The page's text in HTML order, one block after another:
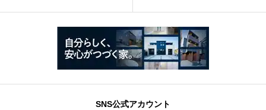
SNS公式アカウント